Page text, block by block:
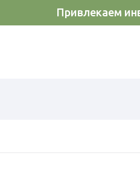
Привлекаем